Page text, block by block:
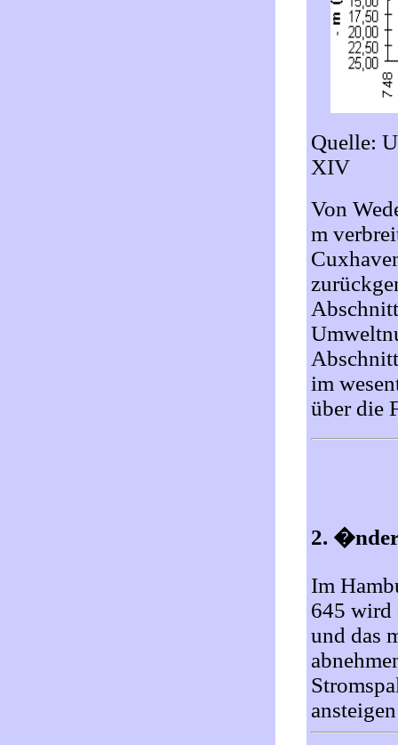
Quelle:
XIV
Von
m
im
über die
2.
Im
645 wird
und das